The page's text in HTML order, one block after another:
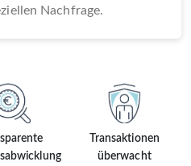
Transaktionen
überwacht
Nachfrage.